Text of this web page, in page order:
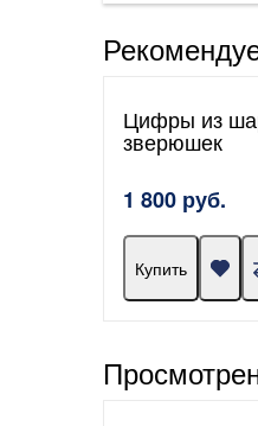
Цифры из
зверюшек
1 800 руб.
Купить